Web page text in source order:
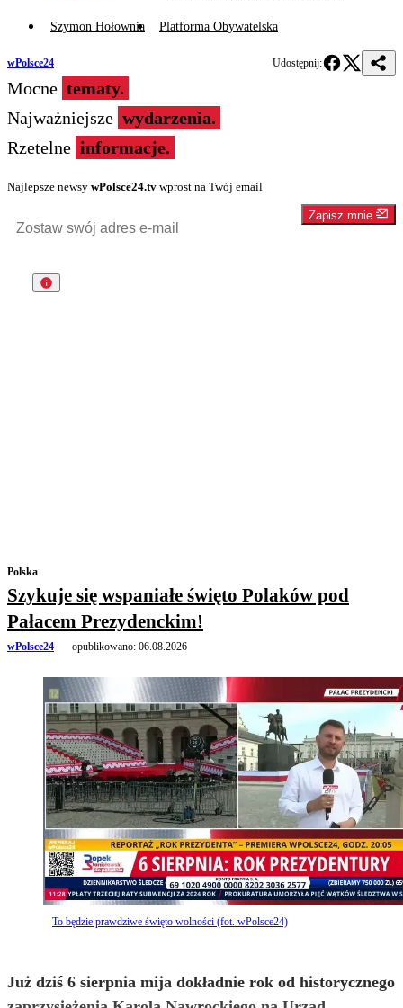
Szymon Hołownia Platforma Obywatelska
wPolsce24 Udostępnij:
Mocne tematy.
Najważniejsze wydarzenia.
Rzetelne informacje.
Najlepsze newsy wPolsce24.tv wprost na Twój email
Zapisz mnie
Polska
Szykuje się wspaniałe święto Polaków pod
Pałacem Prezydenckim!
wPolsce24 opublikowano: 06.08.2026
To będzie prawdziwe święto wolności (fot. wPolsce24)
Już dziś 6 sierpnia mija dokładnie rok od historycznego